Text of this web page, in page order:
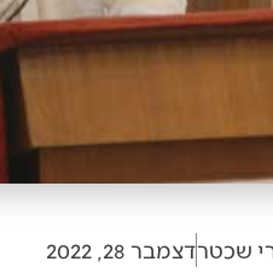
שכטרדצמבר 28, 2022